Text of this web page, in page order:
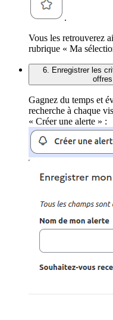
.
Vous les retrouverez
rubrique « Ma
6. Enregistrer les
Gagnez du temps et
recherche à chaque
« Créer une alerte » :